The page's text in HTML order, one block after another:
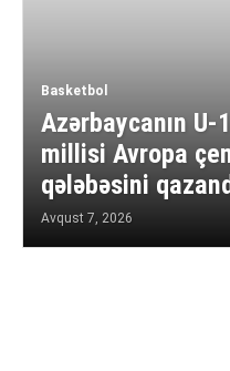
Basketbol
Azərbaycanın U-
millisi Avropa
qələbəsini
Avqust 7, 2026